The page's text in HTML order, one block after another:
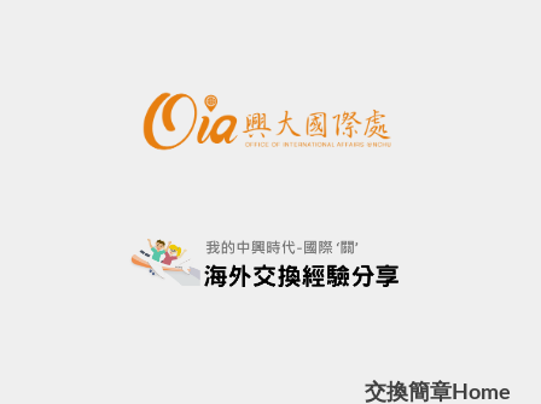
交換簡章 Home